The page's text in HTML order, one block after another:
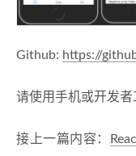
Github: https://
请使用手机或开发
接上一篇内容：